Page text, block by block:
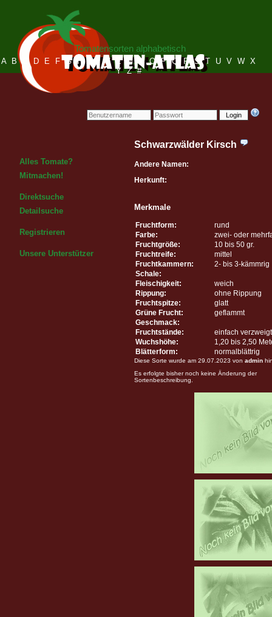
Login
Tomatensorten alphabetisch
A B C D E F G H I J K L M N O P Q R S T U V W X
Y Z #
Alles Tomate?
Mitmachen!
Direktsuche
Detailsuche
Registrieren
Unsere Unterstützer
Schwarzwälder Kirsch
Andere Namen:
Herkunft:
Merkmale
Fruchtform:
rund
Farbe:
zwei- oder
Fruchtgröße:
10 bis 50 gr.
Fruchtreife:
mittel
Fruchtkammern:
2- bis 3-kämmrig
Schale:
Fleischigkeit:
weich
Rippung:
ohne Rippung
Fruchtspitze:
glatt
Grüne Frucht:
geflammt
Geschmack:
Fruchtstände:
einfach verzweigt
Wuchshöhe:
1,20 bis 2,50
Blätterform:
normalblättrig
Diese Sorte wurde am 29.07.2023 von admin
Es erfolgte bisher noch keine Änderung der
Sortenbeschreibung.